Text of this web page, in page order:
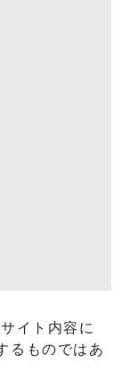
イト内容に
るものではあ